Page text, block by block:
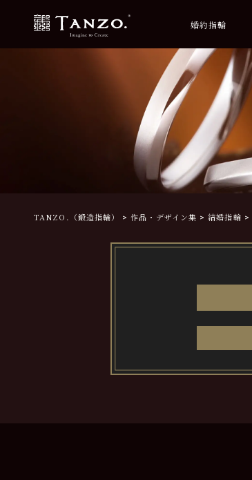
婚約指輪
TANZO.（鍛造指輪） 作品・デザイン集 結婚指輪